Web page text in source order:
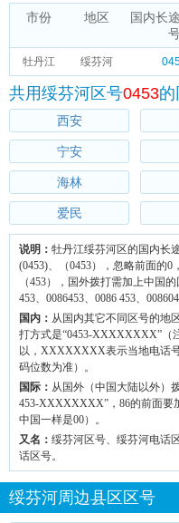
市份 地区
国内长
牡丹江 绥芬河
共用绥芬河区号0453的
西安
宁安
海林
爱民
说明： 牡丹江绥芬河区的国内长
(0453)、（0453），忽略前面的0
（453），国外拨打需加上中国
453、0086453、0086 453、
国内： 从国内其它不同区号的地
打方式是“0453-XXXXXXXX”（
以，XXXXXXXX表示当地电话
码位数为准）。
国际： 从国外（中国大陆以外）
453-XXXXXXXX”，86的前面要
中国一样是00）。
又名： 绥芬河区号、绥芬河电话
话区号。
绥芬河周边县区区号